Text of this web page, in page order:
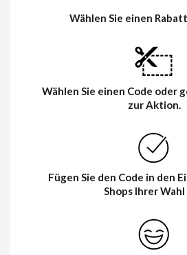
Wählen Sie einen
Wählen Sie einen Code oder
zur Aktion.
Fügen Sie den Code in den
Shops Ihrer Wahl